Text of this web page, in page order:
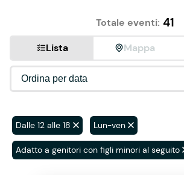
Totale eventi: 41
Lista Mappa
Dalle 12 alle 18 Lun-ven
Adatto a genitori con figli minori al seguito